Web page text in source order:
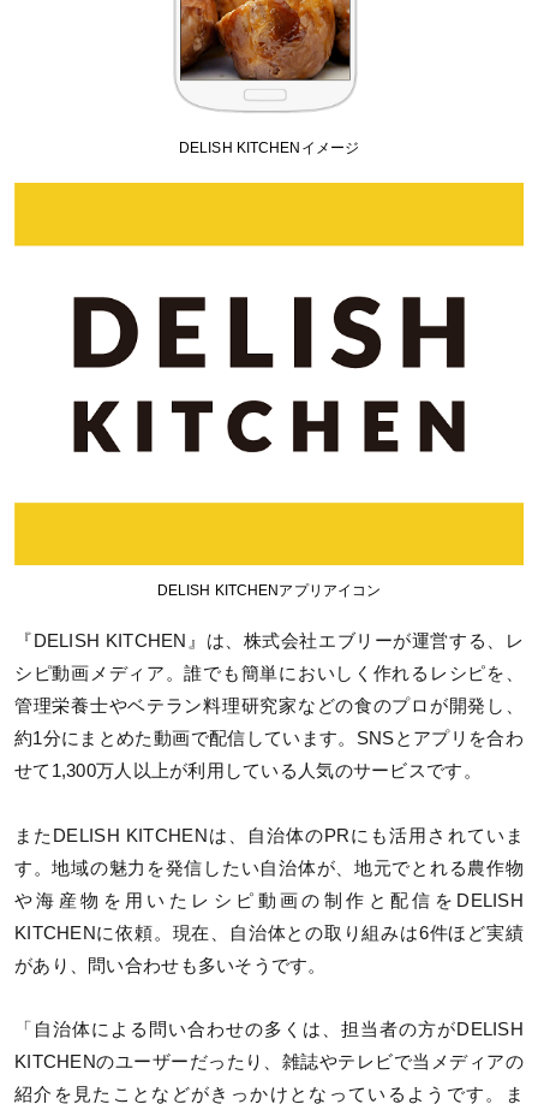
DELISH KITCHENイメージ
DELISH KITCHENアプリアイコン
『DELISH KITCHEN』は、株式会社エブリーが運営する、レ
シピ動画メディア。誰でも簡単においしく作れるレシピを、
管理栄養士やベテラン料理研究家などの食のプロが開発し、
約1分にまとめた動画で配信しています。SNSとアプリを合わ
せて1,300万人以上が利用している人気のサービスです。
またDELISH KITCHENは、自治体のPRにも活用されていま
す。地域の魅力を発信したい自治体が、地元でとれる農作物
や海産物を用いたレシピ動画の制作と配信をDELISH
KITCHENに依頼。現在、自治体との取り組みは6件ほど実績
があり、問い合わせも多いそうです。
「自治体による問い合わせの多くは、担当者の方がDELISH
KITCHENのユーザーだったり、雑誌やテレビで当メディアの
紹介を見たことなどがきっかけとなっているようです。ま